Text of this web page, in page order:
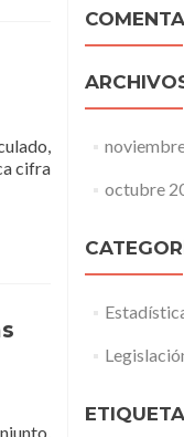
cifra
octubre